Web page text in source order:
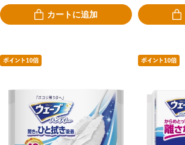
カートに追加